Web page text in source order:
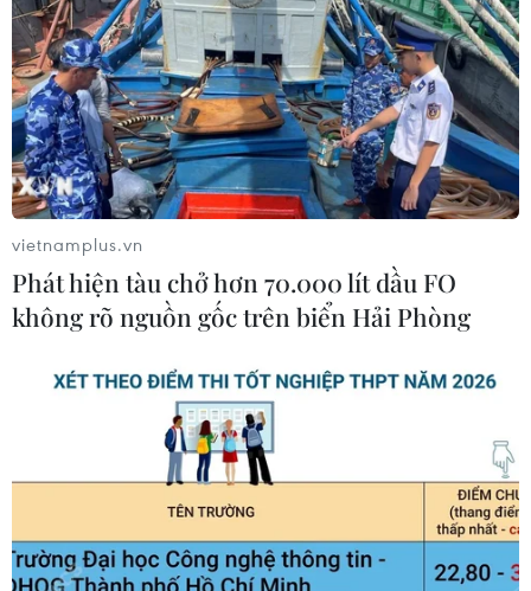
Smart DX Solution là giải pháp cung cấp dịch vụ One-
Stop chuyển đổi số cho khách hàng theo một cách hoàn
toàn mới lạ với tính năng đặc biệt.
MobiFone hợp tác với tỉnh Hà Giang phát
triển du lịch thông minh
vietnamplus.vn
Phát hiện tàu chở hơn 70.000 lít dầu FO
không rõ nguồn gốc trên biển Hải Phòng